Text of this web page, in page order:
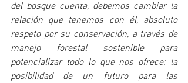
del bosque cuenta, debemos cambiar la
relación que tenemos con él, absoluto
respeto por su conservación, a través de
manejo forestal sostenible para
potencializar todo lo que nos ofrece: la
posibilidad de un futuro para las